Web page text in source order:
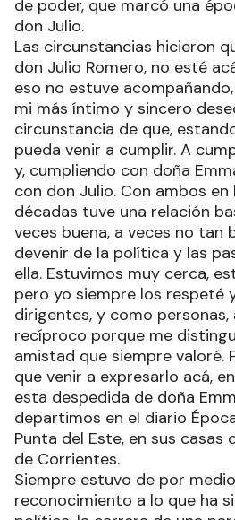
de poder, que marcó una
don Julio.
Las circunstancias hicieron
don Julio Romero, no esté
eso no estuve
mi más íntimo y sincero
circunstancia de que,
pueda venir a cumplir. A
y, cumpliendo con doña
con don Julio. Con ambos
décadas tuve una relación
veces buena, a veces no tan
devenir de la política y las
ella. Estuvimos muy cerca,
pero yo siempre los respeté
dirigentes, y como personas,
recíproco porque me
amistad que siempre valoré.
que venir a expresarlo acá,
esta despedida de doña
departimos en el diario
Punta del Este, en sus casas
de Corrientes.
Siempre estuvo de por
reconocimiento a lo que ha